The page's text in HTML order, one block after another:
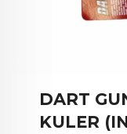
DART
KULER